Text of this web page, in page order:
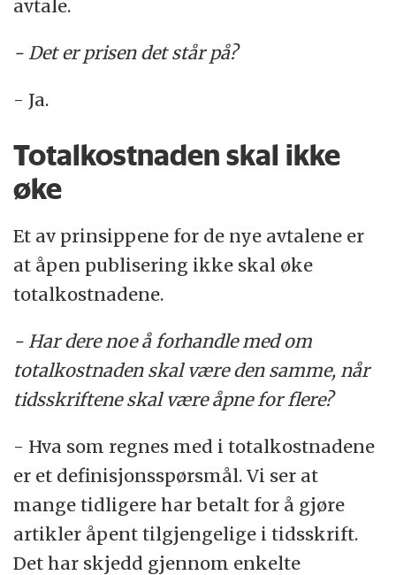
avtale.
- Det er prisen det står på?
- Ja.
Totalkostnaden skal ikke
øke
Et av prinsippene for de nye avtalene er
at åpen publisering ikke skal øke
totalkostnadene.
- Har dere noe å forhandle med om
totalkostnaden skal være den samme, når
tidsskriftene skal være åpne for flere?
- Hva som regnes med i totalkostnadene
er et definisjonsspørsmål. Vi ser at
mange tidligere har betalt for å gjøre
artikler åpent tilgjengelige i tidsskrift.
Det har skjedd gjennom enkelte